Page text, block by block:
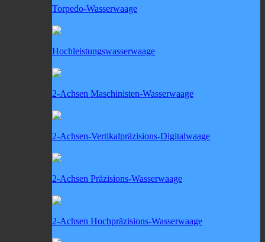
Torpedo-Wasserwaage
Hochleistungswasserwaage
2-Achsen Maschinisten-Wasserwaage
2-Achsen-Vertikalpräzisions-Digitalwaage
2-Achsen Präzisions-Wasserwaage
2-Achsen Hochpräzisions-Wasserwaage